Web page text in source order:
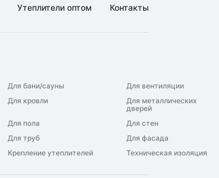
Утеплители оптом Контакты
Для бани/сауны
Для вентиляции
Для кровли
Для металлических
дверей
Для пола
Для стен
Для труб
Для фасада
Крепление утеплителей Техническая изоляция